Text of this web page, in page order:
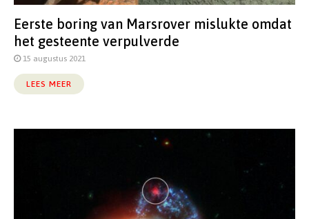
Eerste boring van Marsrover mislukte omdat
het gesteente verpulverde
15 augustus 2021
LEES MEER